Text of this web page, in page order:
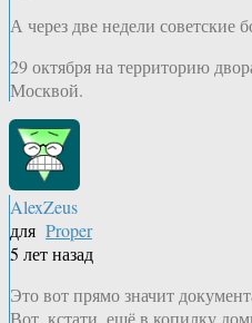
А через две недели
29 октября на территорию
Москвой.
AlexZeus
для Proper
5 лет назад
Это вот прямо значит
Вот, кстати, ещё в копилку